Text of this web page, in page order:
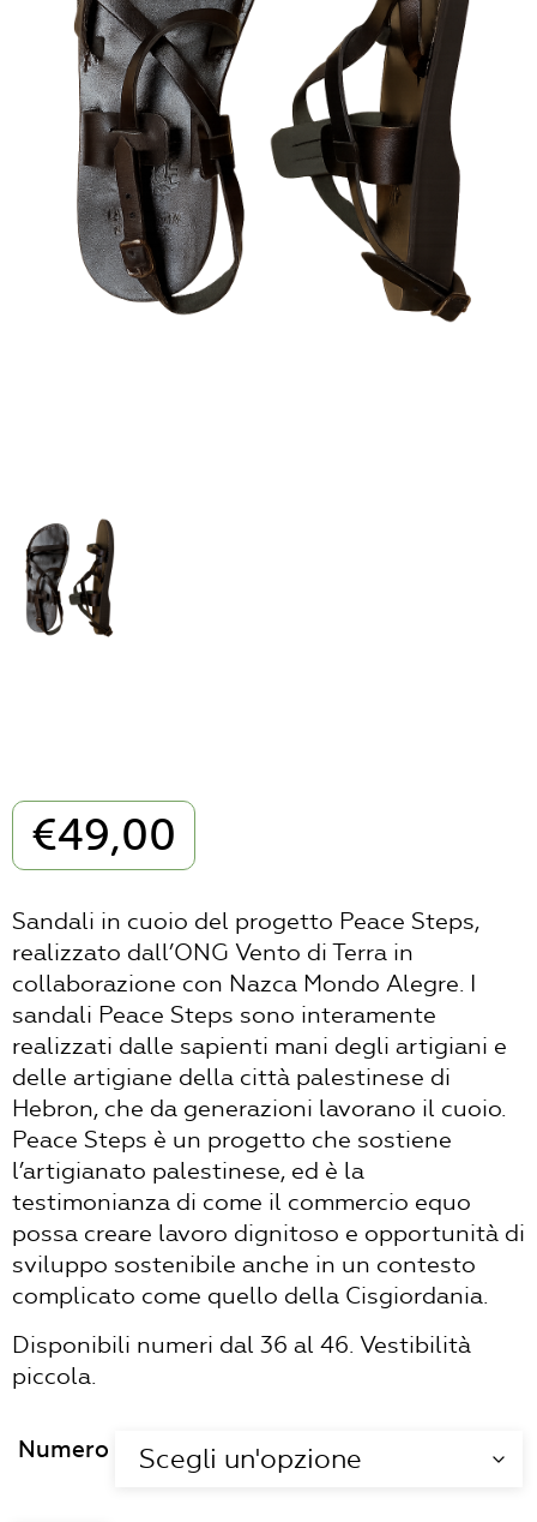
€49,00
Sandali in cuoio del progetto Peace Steps,
realizzato dall’ONG Vento di Terra in
collaborazione con Nazca Mondo Alegre. I
sandali Peace Steps sono interamente
realizzati dalle sapienti mani degli artigiani e
delle artigiane della città palestinese di
Hebron, che da generazioni lavorano il cuoio.
Peace Steps è un progetto che sostiene
l’artigianato palestinese, ed è la
testimonianza di come il commercio equo
possa creare lavoro dignitoso e opportunità di
sviluppo sostenibile anche in un contesto
complicato come quello della Cisgiordania.
Disponibili numeri dal 36 al 46. Vestibilità
piccola.
Numero